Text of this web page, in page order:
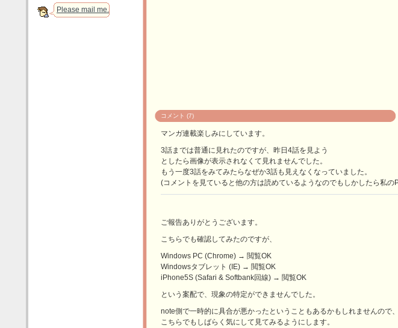
Please mail me.
コメント (7)
マンガ連載楽しみにしています。
3話までは普通に見れたのですが、昨日4話を見よう
としたら画像が表示されなくて見れませんでした。
もう一度3話をみてみたらなぜか3話も見えなくなっていました。
(コメントを見ていると他の方は読めているようなのでもしかしたら私
ご報告ありがとうございます。
こちらでも確認してみたのですが、
Windows PC (Chrome) → 閲覧OK
Windowsタブレット (IE) → 閲覧OK
iPhone5S (Safari & Softbank回線) → 閲覧OK
という案配で、現象の特定ができませんでした。
note側で一時的に具合が悪かったということもあるかもしれませんので
こちらでもしばらく気にして見てみるようにします。